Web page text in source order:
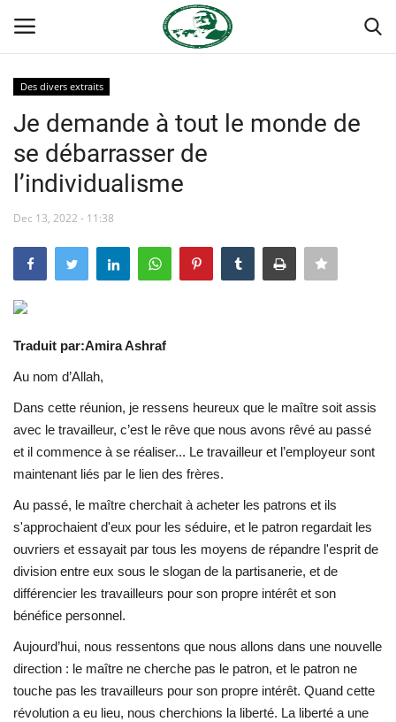
Accueil
Contact
Héritage de Gamal Abdel Nasser
Les auspices
L'Égypte
Mouvement de la jeunesse de
La Bourse Nasser pour le leadership
Actualités
Équipe de travail
Les pionniers
Des divers extraits
Je demande à tout le monde de
se débarrasser de
l’individualisme
Dec 13, 2022 - 11:38
Traduit par:Amira Ashraf
Au nom d’Allah,
Dans cette réunion, je ressens heureux que le maître soit assis
avec le travailleur, c’est le rêve que nous avons rêvé au passé
et il commence à se réaliser... Le travailleur et l’employeur sont
maintenant liés par le lien des frères.
Au passé, le maître cherchait à acheter les patrons et ils
s'approchaient d'eux pour les séduire, et le patron regardait les
ouvriers et essayait par tous les moyens de répandre l'esprit de
division entre eux sous le slogan de la partisanerie, et de
différencier les travailleurs pour son propre intérêt et son
bénéfice personnel.
Aujourd’hui, nous ressentons que nous allons dans une nouvelle
direction : le maître ne cherche pas le patron, et le patron ne
touche pas les travailleurs pour son propre intérêt. Quand cette
révolution a eu lieu, nous cherchions la liberté. La liberté a une